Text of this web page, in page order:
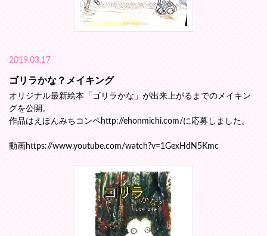
2019.03.17
ゴリラかな？メイキング
オリジナル最新絵本「ゴリラかな」が出来上がるまでのメイキン
グを公開。
作品はえほんみちコンペhttp://ehonmichi.com/に応募しました。
動画https://www.youtube.com/watch?v=1GexHdN5Kmc